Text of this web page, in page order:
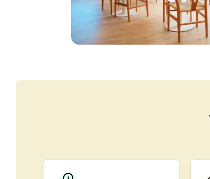
Bildungsurlaub
Barcelona
Madrid